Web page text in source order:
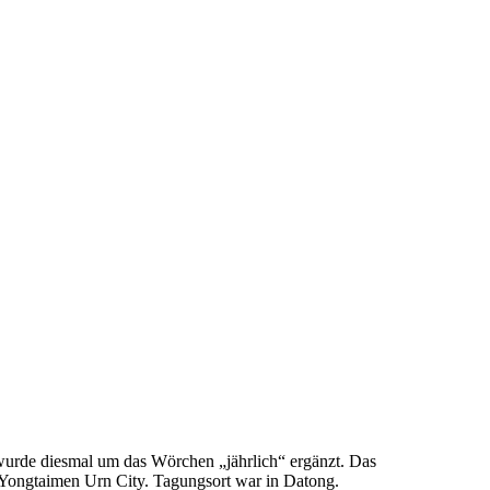
diesmal um das Wörchen „jährlich“ ergänzt. Das
Urn City. Tagungsort war in Datong.